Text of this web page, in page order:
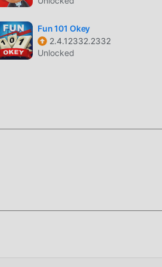
cartes et
comparé aux jeux board
audacieuses. Avec
Tout en conservant le style
de jeux board
ce processus, vous aidant
Fun 101 Okey
2.4.12332.2332
Unlocked